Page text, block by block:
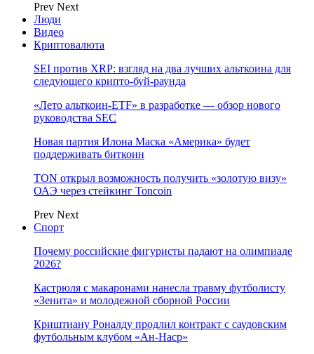
Prev Next
Люди
Видео
Криптовалюта
SEI против XRP: взгляд на два лучших альткоина для
следующего крипто-буй-раунда
«Лето альткоин-ETF» в разработке — обзор нового
руководства SEC
Новая партия Илона Маска «Америка» будет
поддерживать биткоин
TON открыл возможность получить «золотую визу»
ОАЭ через стейкинг Toncoin
Prev Next
Спорт
Почему российские фигуристы падают на олимпиаде
2026?
Кастрюля с макаронами нанесла травму футболисту
«Зенита» и молодежной сборной России
Криштиану Роналду продлил контракт с саудовским
футбольным клубом «Ан-Наср»